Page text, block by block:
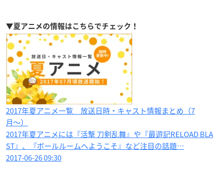
▼夏アニメの情報はこちらでチェック！
2017年夏アニメ一覧 放送日時・キャスト情報まとめ（7
月〜）
2017年夏アニメには『活撃 刀剣乱舞』や『最遊記RELOAD BLA
ST』、『ボールルームへようこそ』など注目の話題…
2017-06-26 09:30